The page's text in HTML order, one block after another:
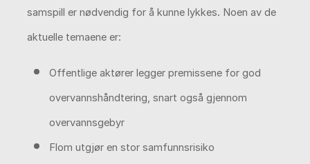
samspill er nødvendig for å kunne lykkes. Noen av de
aktuelle temaene er:
Offentlige aktører legger premissene for god
overvannshåndtering, snart også gjennom
overvannsgebyr
Flom utgjør en stor samfunnsrisiko